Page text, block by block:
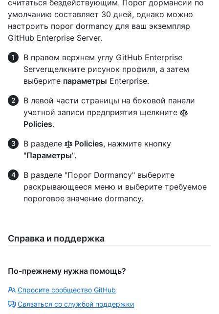
считаться бездействующим. Порог дормансии по
умолчанию составляет 30 дней, однако можно
настроить порог dormancy для ваш экземпляр
GitHub Enterprise Server.
В правом верхнем углу GitHub Enterprise
Serverщелкните рисунок профиля, а затем
выберите параметры Enterprise.
В левой части страницы на боковой панели
учетной записи предприятия щелкните
Policies.
В разделе
Policies, нажмите кнопку
"Параметры".
В разделе "Порог Dormancy" выберите
раскрывающееся меню и выберите требуемое
пороговое значение dormancy.
Справка и поддержка
По-прежнему нужна помощь?
Спросите сообщество GitHub
Связаться со службой поддержки